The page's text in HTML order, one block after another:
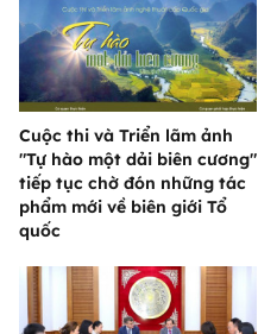
Cuộc thi và Triển lãm ảnh
"Tự hào một dải biên cương"
tiếp tục chờ đón những tác
phẩm mới về biên giới Tổ
quốc